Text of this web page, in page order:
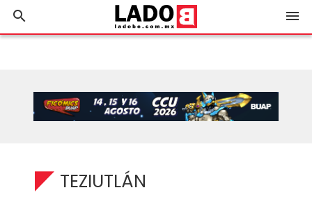
search menu
TEZIUTLÁN